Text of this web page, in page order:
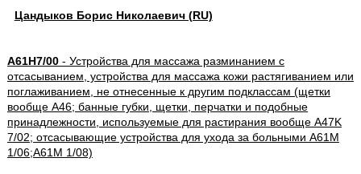
Цандыков Борис Николаевич (RU)
A61H7/00- Устройства для массажа разминанием с
отсасыванием, устройства для массажа кожи растягиванием или
поглаживанием, не отнесенные к другим подклассам (щетки
вообще A46; банные губки, щетки, перчатки и подобные
принадлежности, используемые для растирания вообще A47K
7/02; отсасывающие устройства для ухода за больными A61M
1/06;A61M 1/08)